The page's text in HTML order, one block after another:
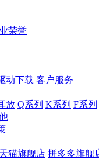
荣誉
动下载 客户服务
放 Q系列 K系列 F系列
天猫旗舰店 拼多多旗舰